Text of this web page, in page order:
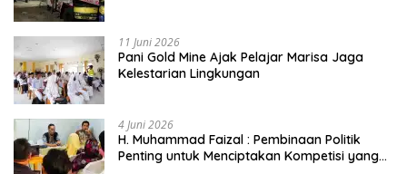
11 Juni 2026
Pani Gold Mine Ajak Pelajar Marisa Jaga
Kelestarian Lingkungan
4 Juni 2026
H. Muhammad Faizal : Pembinaan Politik
Penting untuk Menciptakan Kompetisi yang